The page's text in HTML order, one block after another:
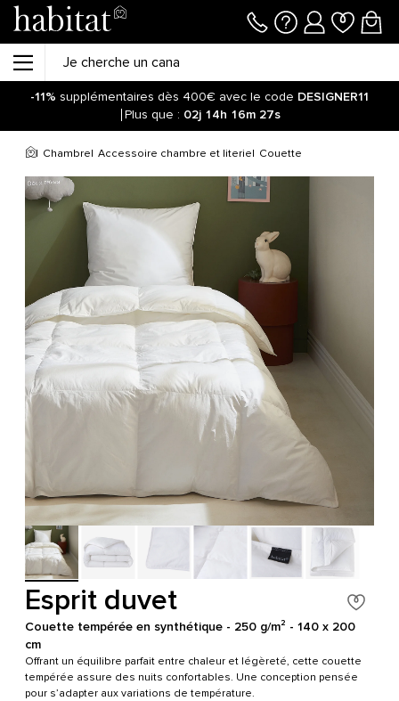
-11% supplémentaires dès 400€ avec le code DESIGNER11
Plus que : 02j 14h 16m 27s
Chambre Accessoire chambre et literie Couette
Esprit duvet
Couette tempérée en synthétique - 250 g/m² - 140 x 200
cm
Offrant un équilibre parfait entre chaleur et légèreté, cette couette
tempérée assure des nuits confortables. Une conception pensée
pour s’adapter aux variations de température.